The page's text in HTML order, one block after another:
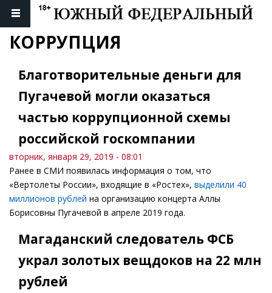
КОРРУПЦИЯ
Благотворительные деньги для
Пугачевой могли оказаться
частью коррупционной схемы
российской госкомпании
вторник, января 29, 2019 - 08:01
Ранее в СМИ появилась информация о том, что
«Вертолеты России», входящие в «Ростех», выделили 40
миллионов рублей на организацию концерта Аллы
Борисовны Пугачевой в апреле 2019 года.
Магаданский следователь ФСБ
украл золотых вещдоков на 22 млн
рублей